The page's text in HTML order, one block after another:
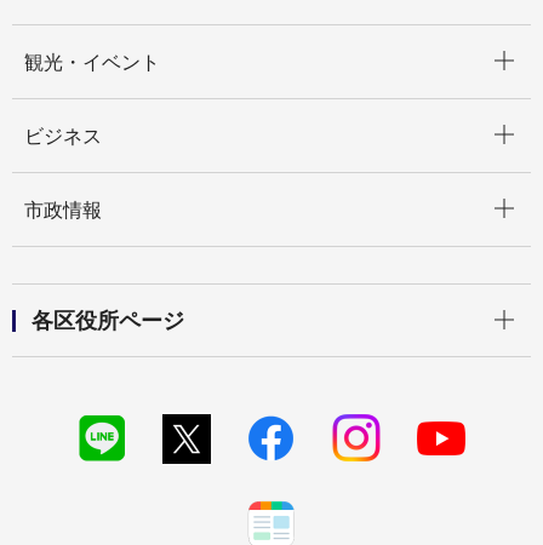
観光・イベント
ビジネス
市政情報
各区役所ページ